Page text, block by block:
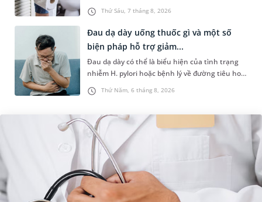
Thứ Sáu, 7 tháng 8, 2026
đã áp dụng phương pháp bấm huyệt nhịn tiểu.
Vậy cách bấm huyệt nhịn...
Thứ Năm, 6 tháng 8, 2026
Đau dạ dày uống thuốc gì và một số
biện pháp hỗ trợ giảm...
Đau dạ dày có thể là biểu hiện của tình trạng
nhiễm H. pylori hoặc bệnh lý về đường tiêu hoá
khác. Dựa theo nguyên nhân cụ thể, bác sĩ sẽ
cân nhắc chỉ định p...